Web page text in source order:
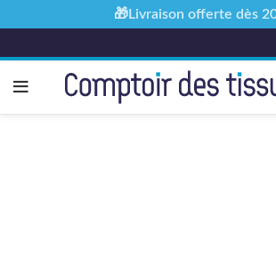
🎁Livraison offerte dès